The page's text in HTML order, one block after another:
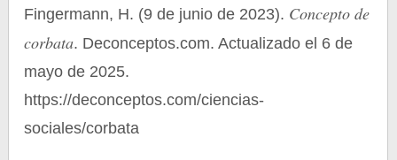
Fingermann, H. (9 de junio de 2023). Concepto de
corbata. Deconceptos.com. Actualizado el 6 de
mayo de 2025.
https://deconceptos.com/ciencias-
sociales/corbata